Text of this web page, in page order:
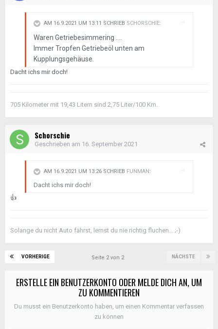
AM 16.9.2021 UM 13:11 SCHRIEB SCHORSCHIE:
Waren Getriebesimmering ....
Immer Tropfen Getriebeöl unten am
Kupplungsgehäuse.
Dacht ichs mir doch!
705 Kilometer mit 19,43 Litern sind 2,75 Liter/100 Km.
Schorschie
Geschrieben am 16. September 2021
AM 16.9.2021 UM 13:26 SCHRIEB FUNMAN :
Dacht ichs mir doch!
👍
Solange du nicht Auto fährst, lernst du nie richtig fluchen... ;-)
VORHERIGE NÄCHSTE
Seite 2 von 2
ERSTELLE EIN BENUTZERKONTO ODER MELDE DICH AN, UM
ZU KOMMENTIEREN
Du musst ein Benutzerkonto haben, um einen Kommentar verfassen
zu können